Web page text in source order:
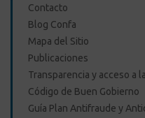
Contacto
Blog Confa
Mapa del Sitio
Publicaciones
Transparencia y acceso a
Código de Buen Gobierno
Guía Plan Antifraude y